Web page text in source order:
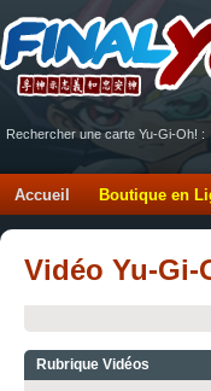
Rechercher une carte Yu-Gi-Oh! :
Accueil Boutique en
Vidéo Yu-Gi-
Rubrique Vidéos